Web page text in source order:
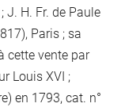
J. H. Fr. de Paule
Paris ; sa
cette vente par
Louis XVI ;
en 1793, cat. n°